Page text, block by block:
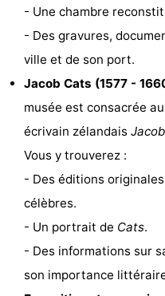
Kust
Zonnedorp
Hof
van
Haamstede
Hôtels
Last
minutes
Plages
Voir
faire
Lieux
d'intérêt
Musées
- Une chambre
- Des gravures,
ville et de son port.
Jacob Cats (1577 -
musée est consacrée
écrivain zélandais
Vous y trouverez :
- Des éditions
célèbres.
- Un portrait de Cats.
- Des informations sur
son importance